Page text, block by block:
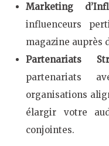
Marketing
influenceurs
magazine auprès
Partenariats
partenariats
organisations
élargir votre
conjointes.